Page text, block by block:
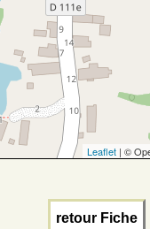
Leaflet | ©
retour Fiche